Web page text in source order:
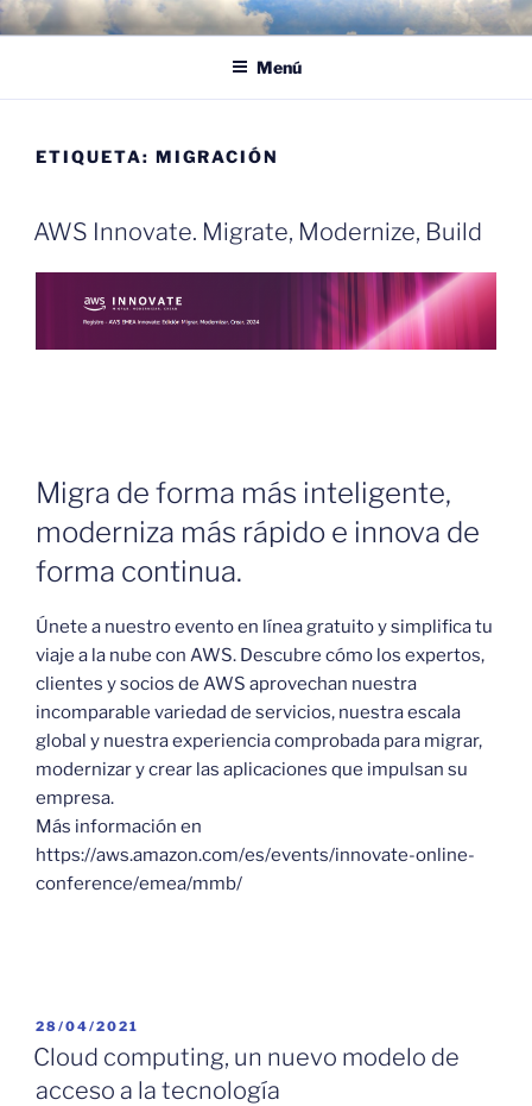
Saltar
al
POR LAS NUBES – CLOUD
EMPRESARIAL
Proyectos, noticias e ideas para adoptar el cloud en su empresa
Menú
ETIQUETA: MIGRACIÓN
AWS Innovate. Migrate, Modernize, Build
Migra de forma más inteligente,
moderniza más rápido e innova de
forma continua.
Únete a nuestro evento en línea gratuito y simplifica tu
viaje a la nube con AWS. Descubre cómo los expertos,
clientes y socios de AWS aprovechan nuestra
incomparable variedad de servicios, nuestra escala
global y nuestra experiencia comprobada para migrar,
modernizar y crear las aplicaciones que impulsan su
empresa.
Más información en
https://aws.amazon.com/es/events/innovate-online-
conference/emea/mmb/
PUBLICADO
EL
28/04/2021
Cloud computing, un nuevo modelo de
acceso a la tecnología